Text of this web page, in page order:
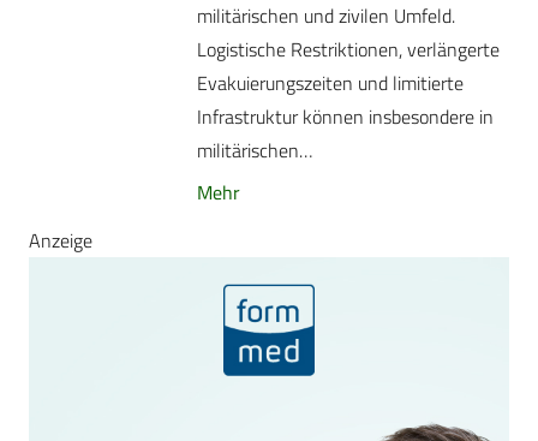
militärischen und zivilen Umfeld.
Logistische Restriktionen, verlängerte
Evakuierungszeiten und limitierte
Infrastruktur können insbesondere in
militärischen…
Mehr
Anzeige